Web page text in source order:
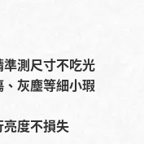
測尺寸不吃光
灰塵等細小瑕
亮度不損失